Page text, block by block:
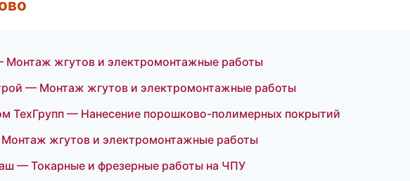
Монтаж жгутов и электромонтажные работы
— Монтаж жгутов и электромонтажные работы
ТехГрупп — Нанесение порошково-полимерных покрытий
жгутов и электромонтажные работы
— Токарные и фрезерные работы на ЧПУ